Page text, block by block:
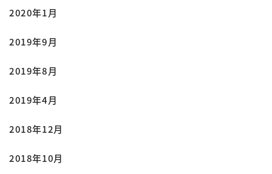
2020年1月
2019年9月
2019年8月
2019年4月
2018年12月
2018年10月